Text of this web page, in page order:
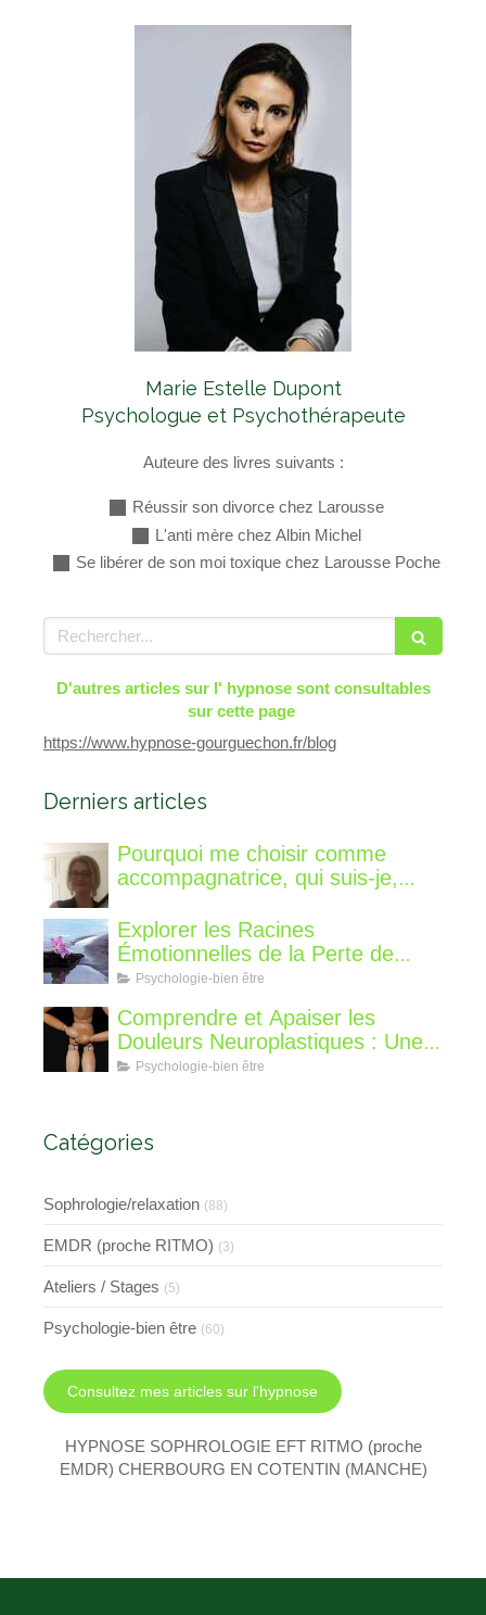
Marie Estelle Dupont
Psychologue et Psychothérapeute
Auteure des livres suivants :
Réussir son divorce chez Larousse
L'anti mère chez Albin Michel
Se libérer de son moi toxique chez Larousse Poche
Rechercher
D'autres articles sur l' hypnose sont consultables
sur cette page
https://www.hypnose-gourguechon.fr/blog
Derniers articles
Pourquoi me choisir comme
accompagnatrice, qui suis-je,
différent?
Explorer les Racines
Émotionnelles de la Perte de
Poids : Un Voyage Intérieur
Psychologie-bien être
Comprendre et Apaiser les
Douleurs Neuroplastiques : Une
Approche avec l'Hypnose,
Psychologie-bien être
Catégories
Sophrologie/relaxation (88)
EMDR (proche RITMO) (3)
Ateliers / Stages (5)
Psychologie-bien être (60)
Consultez mes articles sur l'hypnose
HYPNOSE SOPHROLOGIE EFT RITMO (proche
EMDR) CHERBOURG EN COTENTIN (MANCHE)